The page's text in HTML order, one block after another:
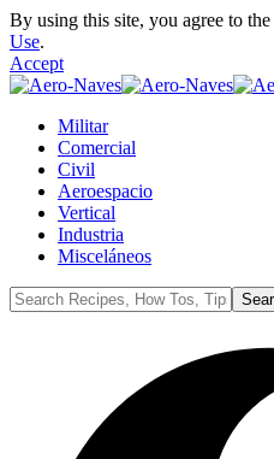
By using this site, you agree to the
Use.
Accept
Militar
Comercial
Civil
Aeroespacio
Vertical
Industria
Misceláneos